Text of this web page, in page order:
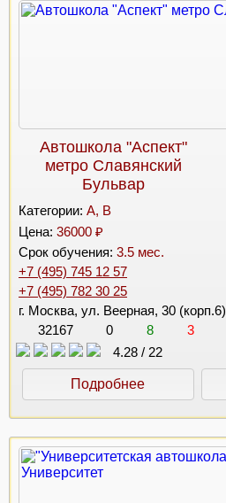
Автошкола "Аспект"
метро Славянский
Бульвар
Категории: A, B
Цена: 36000 ₽
Срок обучения: 3.5 мес.
+7 (495) 745 12 57
+7 (495) 782 30 25
г. Москва, ул. Веерная, 30 (корп.6)
32167
0 8
3
4.28 / 22
Подробнее